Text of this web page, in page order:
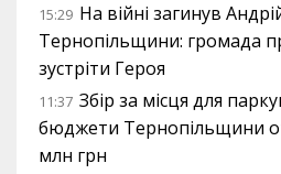
15:29 На війні загинув
Тернопільщини: громада
зустріти Героя
11:37 Збір за місця для
бюджети Тернопільщини
млн грн